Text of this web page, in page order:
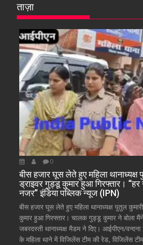
ताज़ा
0
बीस हजार घूस लेते हुए महिला थानाध्यक्ष
ड्राइवर गुड्डू कुमार हुआ गिरफ्तार।
नजर” इंडिया पब्लिक न्यूज (IPN)
बीस हजार घूस लेते हुए महिला थानाध्यक्ष पुतुल
कुमार हुआ गिरफ्तार। चालक गुड्डू कुमार ने बोला
जबरदस्ती थानाध्यक्ष मैडम ने दिए। आईपीएन/
के महिला थाने में विजिलेंस टीम की रेड, विजिलेंस